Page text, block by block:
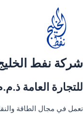
المحتوى
شركة نفط
للتجارة العامة
تعمل في مجال الطاقة